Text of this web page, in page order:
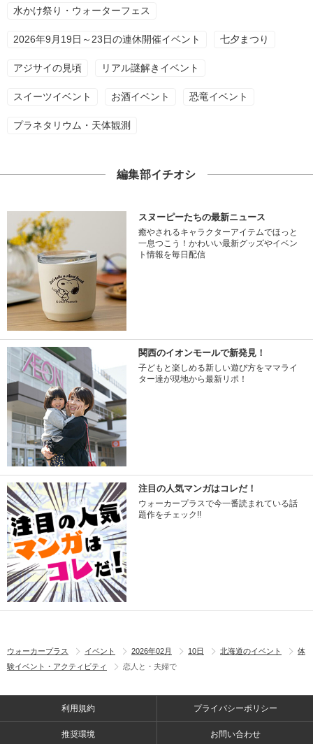
水かけ祭り・ウォーターフェス
2026年9月19日～23日の連休開催イベント 七夕まつり
アジサイの見頃 リアル謎解きイベント
スイーツイベント お酒イベント 恐竜イベント
プラネタリウム・天体観測
編集部イチオシ
スヌーピーたちの最新ニュース
癒やされるキャラクターアイテムでほっと
一息つこう！かわいい最新グッズやイベン
ト情報を毎日配信
関西のイオンモールで新発見！
子どもと楽しめる新しい遊び方をママライ
ター達が現地から最新リポ！
注目の人気マンガはコレだ！
ウォーカープラスで今一番読まれている話
題作をチェック!!
ウォーカープラス イベント 2026年02月 10日 北海道のイベント
体
験イベント・アクティビティ
恋人と・夫婦で
利用規約 プライバシーポリシー
推奨環境 お問い合わせ